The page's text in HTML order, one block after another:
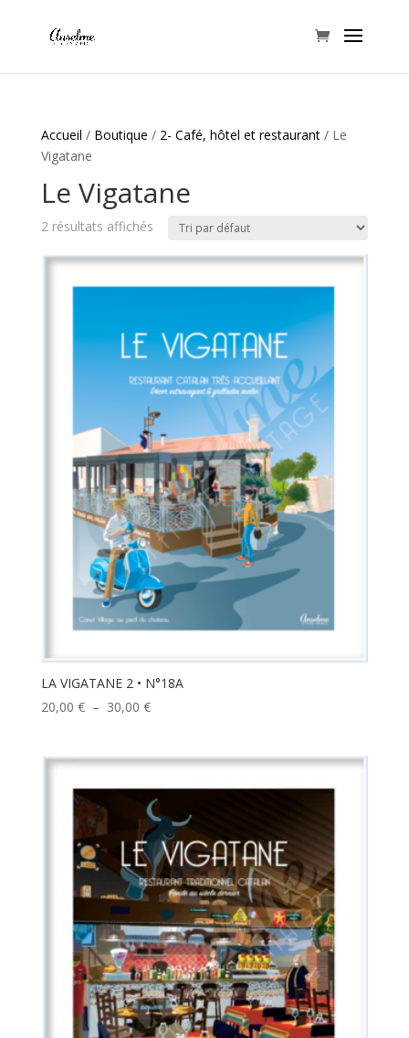
Accueil / Boutique / 2- Café, hôtel et restaurant/ Le
Vigatane
Le Vigatane
2 résultats affichés
LA VIGATANE 2 • N°18A
20,00 € – 30,00 €Plage
20,00 €
à
30,00 €